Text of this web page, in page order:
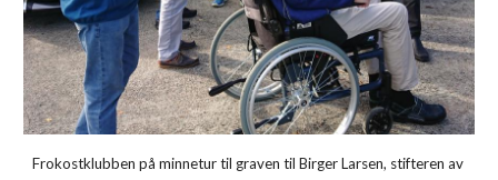
Frokostklubben på minnetur til graven til Birger Larsen, stifteren av